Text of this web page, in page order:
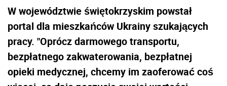
W województwie świętokrzyskim powstał
portal dla mieszkańców Ukrainy szukających
pracy. "Oprócz darmowego transportu,
bezpłatnego zakwaterowania, bezpłatnej
opieki medycznej, chcemy im zaoferować coś